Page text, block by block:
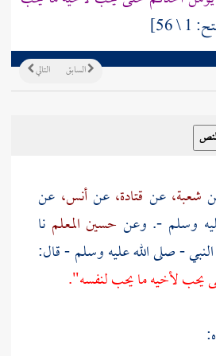
التالي السابق
شعبة،عن قتادة،عنأنس، عن
وسلم -. وعن حسين المعلم نا
- صلى الله عليه وسلم - قال:
يحب لأخيه ما يحب لنفسه".